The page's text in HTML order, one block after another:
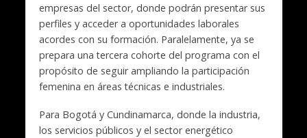
empresas del sector, donde podrán presentar sus
perfiles y acceder a oportunidades laborales
acordes con su formación. Paralelamente, ya se
prepara una tercera cohorte del programa con el
propósito de seguir ampliando la participación
femenina en áreas técnicas e industriales.
Para Bogotá y Cundinamarca, donde la industria,
los servicios públicos y el sector energético